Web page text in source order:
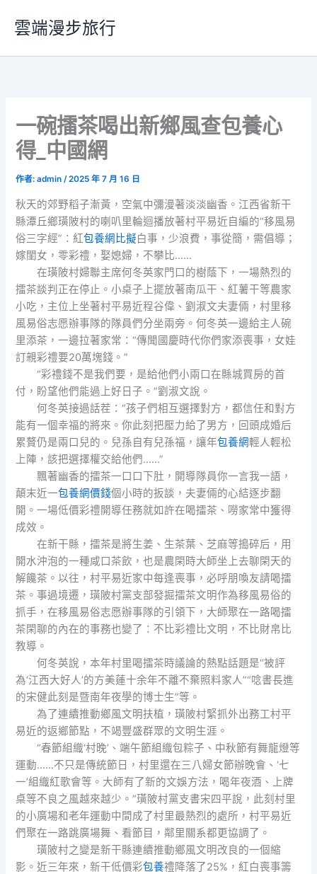
要
雲端漫步旅行
一碗擂茶喝出新鄉風查包養心
得_中國網
作者:admin/2025 年 7 月 16 日
秋天的郊野稻子漸黃，空氣中彌漫著淡淡幽香。江西省新干
縣潭丘鄉璜陂村的喇叭里輪迴播放著村平易近自編的“移風易
俗三字經”：紅包養網比擬白事，少浪費，事從簡，需倡導；
嫁閨女，零彩禮，娶媳婦，不攀比……
在璜陂村婦聯主席何冬英家門口的樹蔭下，一場熱烈的
擂茶談判正在停止。小桌子上擺放著南瓜干、紅薯干等農家
小吃，主位上坐著村平易近程谷偉、劉淑文夫妻倆，村里移
風易俗志愿辦事隊的隊員們分坐兩旁。何冬英一邊給主人碗
里添茶，一邊拉著家常：“傳聞國慶時代你們家添喪事，女娃
訂親彩禮要20萬塊錢。”
“彩禮錢不是我們要，是給他們小兩口在縣城買房的首
付，盼望他們能過上好日子。”劉淑文說。
何冬英接過話茬：“孩子們相互選擇對方，都信任和對方
能有一個幸福的將來。你此刻把壓力給了男方，回頭成婚后
累贅仍是兩口兒的。兒孫自有兒孫福，讓年包養網輕人輕松
上陣，該把選擇權交給他們……”
飄著幽香的擂茶一口口下肚，開導隊員你一言我一語，
顛末近一包養網價錢個小時的扳談，夫妻倆的心結逐步翻
開。一場低價彩禮開導任務就如許在喝擂茶、嘮家常中獲得
成效。
在新干縣，擂茶是將生姜、生茶葉、芝麻等搗碎后，用
開水沖泡的一種咸口茶飲，也是農閑時大師坐上去聊閑天的
解饞茶。以往，村平易近家中每逢喪事，必呼朋喚友請喝擂
茶。事過境遷，璜陂村黨支部發掘擂茶文明作為移風易俗的
抓手，在移風易俗志愿辦事隊的引領下，大師聚在一路喝擂
茶閑聊的內在的事務也變了：不比彩禮比文明，不比財帛比
教導。
何冬英說，本年村里喝擂茶時議論的熱點話題是“被評
為‘江西大好人’的方美蓮十余年不離不棄照料家人”“唸書長進
的宋健此刻是暨南年夜學的博士生”等。
為了連續推動鄉風文明扶植，璜陂村緊抓外出務工村平
易近的返鄉節點，不竭豐盛群眾的文明生涯。
“春節組織‘村晚’、端午節組織包粽子、中秋節有舞龍燈等
運動……不只是傳統節日，村里還在三八婦女節辦晚會、‘七
一’組織紅歌會等。大師有了新的文娛方法，喝年夜酒、上牌
桌等不良之風越來越少。”璜陂村黨支書宋四平說，此刻村里
的小廣場和老年運動中間成了村里最熱烈的處所，村平易近
們聚在一路跳廣場舞、看節目，鄰里關系都更協調了。
璜陂村之變是新干縣連續推動鄉風文明改良的一個縮
影。近三年來，新干低價彩包養禮降落了25%，紅白喪事籌